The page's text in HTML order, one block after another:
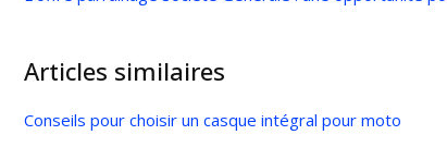
Articles similaires
Conseils pour choisir un casque intégral pour moto